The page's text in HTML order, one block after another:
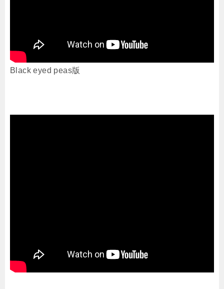
Black eyed peas版